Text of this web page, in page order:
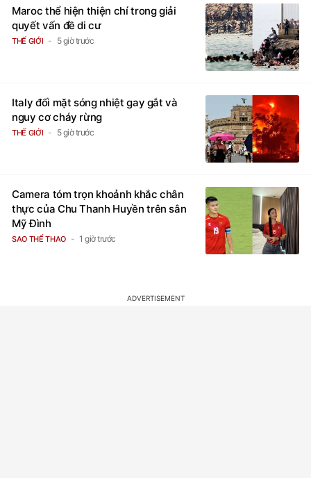
Maroc thể hiện thiện chí trong giải
quyết vấn đề di cư
THẾ GIỚI 5 giờ trước
Italy đối mặt sóng nhiệt gay gắt và
nguy cơ cháy rừng
THẾ GIỚI 5 giờ trước
Camera tóm trọn khoảnh khắc chân
thực của Chu Thanh Huyền trên sân
Mỹ Đình
SAO THỂ THAO 1 giờ trước